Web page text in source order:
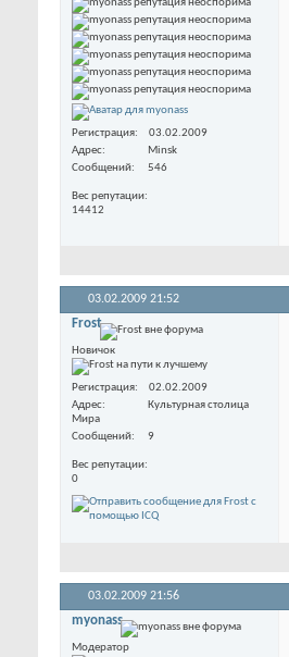
Регистрация
03.02.2009
Адрес
Minsk
Сообщений
546
Вес репутации
14412
03.02.2009 21:52
Frost
Новичок
Регистрация
02.02.2009
Адрес
Культурная столица
Мира
Сообщений
9
Вес репутации
0
03.02.2009 21:56
myonass
Модератор